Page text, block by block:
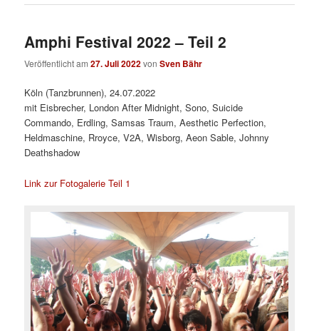
Amphi Festival 2022 – Teil 2
Veröffentlicht am27. Juli 2022vonSven Bähr
Köln (Tanzbrunnen), 24.07.2022
mit Eisbrecher, London After Midnight, Sono, Suicide
Commando, Erdling, Samsas Traum, Aesthetic Perfection,
Heldmaschine, Rroyce, V2A, Wisborg, Aeon Sable, Johnny
Deathshadow
Link zur Fotogalerie Teil 1